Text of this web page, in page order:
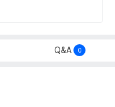
Q&A 0